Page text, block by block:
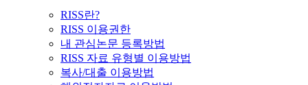
RISS란?
RISS 이용권한
내 관심논문 등록방법
RISS 자료 유형별 이용방법
복사/대출 이용방법